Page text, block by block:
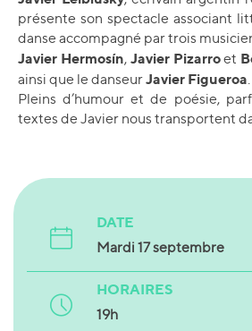
présente son spectacle associant
danse accompagné par trois
Javier Hermosín, Javier Pizarroet
ainsi que le danseurJavier Figueroa.
Pleins d’humour et de poésie,
textes de Javier nous transportent
DATE
Mardi 17 septembre
HORAIRES
19h